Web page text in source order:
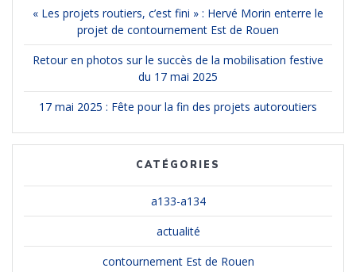
« Les projets routiers, c’est fini » : Hervé Morin enterre le
projet de contournement Est de Rouen
Retour en photos sur le succès de la mobilisation festive
du 17 mai 2025
17 mai 2025 : Fête pour la fin des projets autoroutiers
CATÉGORIES
a133-a134
actualité
contournement Est de Rouen